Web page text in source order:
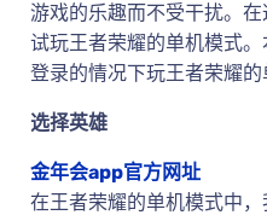
游戏的乐趣而不受干扰。
试玩王者荣耀的单机模式
登录的情况下玩王者荣耀的
选择英雄
金年会app官方网址
在王者荣耀的单机模式中